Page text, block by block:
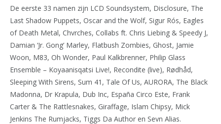
De eerste 33 namen zijn LCD Soundsystem, Disclosure, The
Last Shadow Puppets, Oscar and the Wolf, Sigur Rós, Eagles
of Death Metal, Chvrches, Collabs ft. Chris Liebing & Speedy J,
Damian ‘Jr. Gong’ Marley, Flatbush Zombies, Ghost, Jamie
Woon, M83, Oh Wonder, Paul Kalkbrenner, Philip Glass
Ensemble – Koyaanisqatsi Live!, Recondite (live), Rødhåd,
Sleeping With Sirens, Sum 41, Tale Of Us, AURORA, The Black
Madonna, Dr Krapula, Dub Inc, España Circo Este, Frank
Carter & The Rattlesnakes, Giraffage, Islam Chipsy, Mick
Jenkins The Rumjacks, Tiggs Da Author en Sevn Alias.